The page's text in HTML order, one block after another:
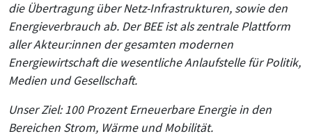
die Übertragung über Netz-Infrastrukturen, sowie den
Energieverbrauch ab. Der BEE ist als zentrale Plattform
aller Akteur:innen der gesamten modernen
Energiewirtschaft die wesentliche Anlaufstelle für Politik,
Medien und Gesellschaft.
Unser Ziel: 100 Prozent Erneuerbare Energie in den
Bereichen Strom, Wärme und Mobilität.